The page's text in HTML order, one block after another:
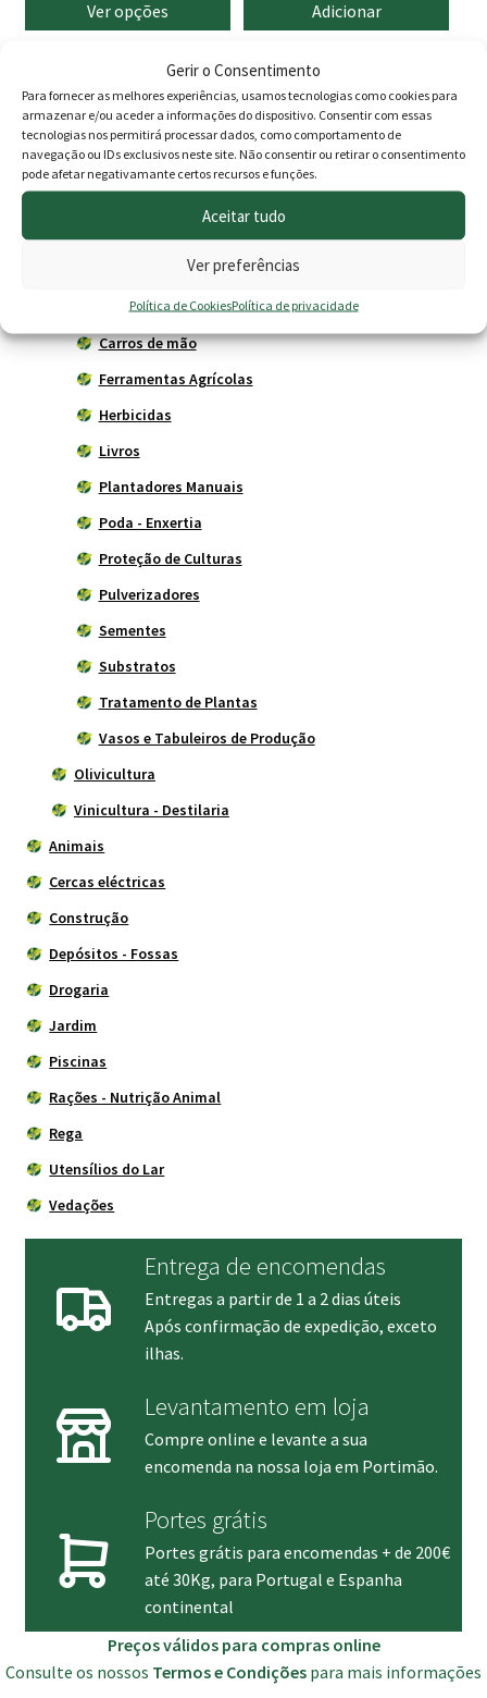
Gerir o Consentimento
Para fornecer as melhores experiências, usamos tecnologias como cookies para
armazenar e/ou aceder a informações do dispositivo. Consentir com essas
tecnologias nos permitirá processar dados, como comportamento de
navegação ou IDs exclusivos neste site. Não consentir ou retirar o consentimento
pode afetar negativamante certos recursos e funções.
Aceitar tudo
Ver preferências
Política de CookiesPolítica de privacidade
0.75 €
through
13.40 €
Ver opções
original
13.50 €.
atual
Adicionar
Produtos
Agricultura
Acessórios
Adubos
Carros de mão
Ferramentas Agrícolas
Herbicidas
Livros
Plantadores Manuais
Poda - Enxertia
Proteção de Culturas
Pulverizadores
Sementes
Substratos
Tratamento de Plantas
Vasos e Tabuleiros de Produção
Olivicultura
Vinicultura - Destilaria
Animais
Cercas eléctricas
Construção
Depósitos - Fossas
Drogaria
Jardim
Piscinas
Rações - Nutrição Animal
Rega
Utensílios do Lar
Vedações
Entrega de encomendas
Entregas a partir de 1 a 2 dias úteis
Após confirmação de expedição, exceto
ilhas.
Levantamento em loja
Compre online e levante a sua
encomenda na nossa loja em Portimão.
Portes grátis
Portes grátis para encomendas + de 200€
até 30Kg, para Portugal e Espanha
continental
Preços válidos para compras online
Consulte os nossos Termos e Condições para mais informações